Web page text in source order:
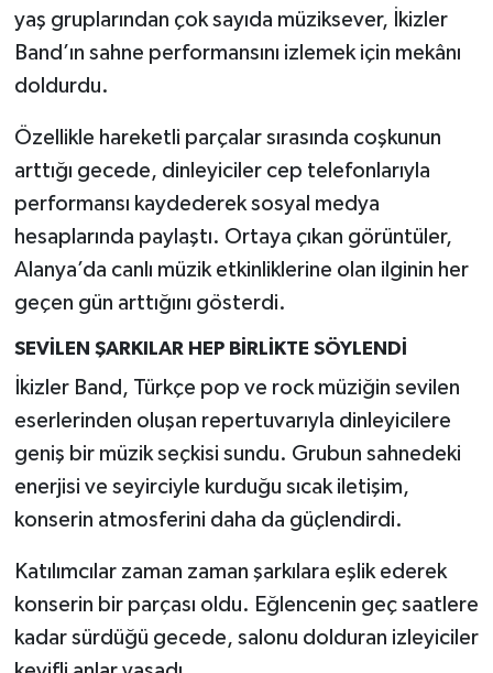
yaş gruplarından çok sayıda müziksever, İkizler
Band’ın sahne performansını izlemek için mekânı
doldurdu.
Özellikle hareketli parçalar sırasında coşkunun
arttığı gecede, dinleyiciler cep telefonlarıyla
performansı kaydederek sosyal medya
hesaplarında paylaştı. Ortaya çıkan görüntüler,
Alanya’da canlı müzik etkinliklerine olan ilginin her
geçen gün arttığını gösterdi.
SEVİLEN ŞARKILAR HEP BİRLİKTE SÖYLENDİ
İkizler Band, Türkçe pop ve rock müziğin sevilen
eserlerinden oluşan repertuvarıyla dinleyicilere
geniş bir müzik seçkisi sundu. Grubun sahnedeki
enerjisi ve seyirciyle kurduğu sıcak iletişim,
konserin atmosferini daha da güçlendirdi.
Katılımcılar zaman zaman şarkılara eşlik ederek
konserin bir parçası oldu. Eğlencenin geç saatlere
kadar sürdüğü gecede, salonu dolduran izleyiciler